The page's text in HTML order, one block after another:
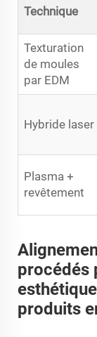
Technique
Texturation
de moules
par EDM
Hybride laser
Plasma +
revêtement
procédés
produits